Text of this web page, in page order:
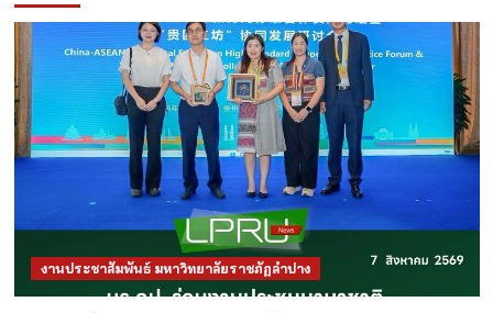
งานประชาสัมพันธ์ มหาวิทยาลัยราชภัฏลำปาง